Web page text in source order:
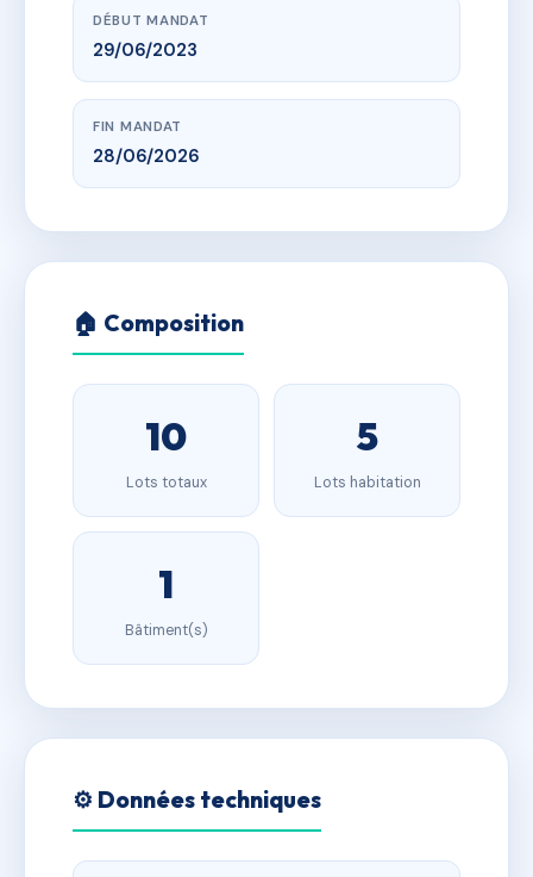
DÉBUT MANDAT
29/06/2023
FIN MANDAT
28/06/2026
🏠 Composition
10
Lots totaux
5
Lots habitation
1
Bâtiment(s)
⚙️ Données techniques